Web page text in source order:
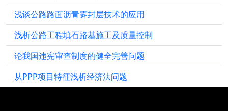
浅谈公路路面沥青雾封层技术的应用
浅析公路工程填石路基施工及质量控制
论我国违宪审查制度的健全完善问题
从PPP项目特征浅析经济法问题